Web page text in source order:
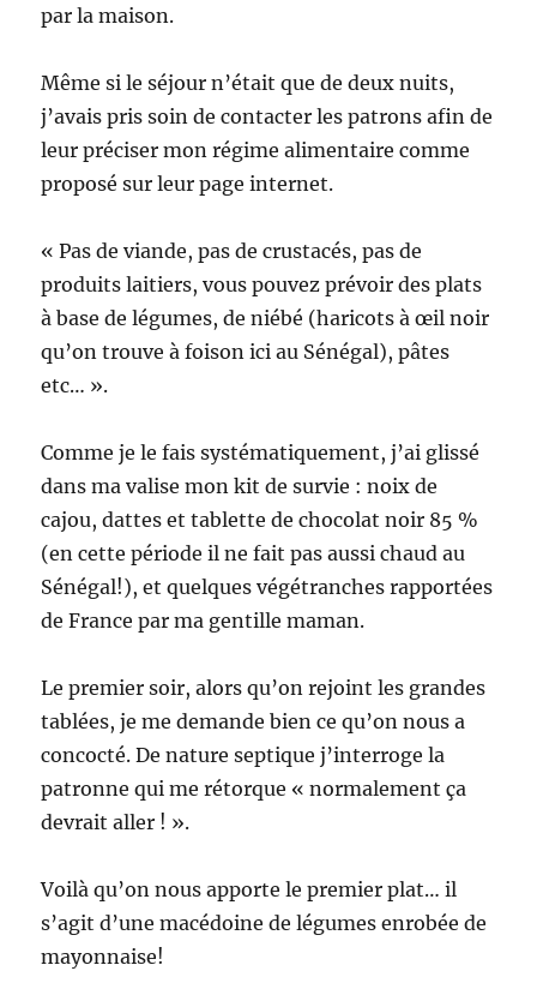
par la maison.
Même si le séjour n’était que de deux nuits,
j’avais pris soin de contacter les patrons afin de
leur préciser mon régime alimentaire comme
proposé sur leur page internet.
« Pas de viande, pas de crustacés, pas de
produits laitiers, vous pouvez prévoir des plats
à base de légumes, de niébé (haricots à œil noir
qu’on trouve à foison ici au Sénégal), pâtes
etc… ».
Comme je le fais systématiquement, j’ai glissé
dans ma valise mon kit de survie : noix de
cajou, dattes et tablette de chocolat noir 85 %
(en cette période il ne fait pas aussi chaud au
Sénégal!), et quelques végétranches rapportées
de France par ma gentille maman.
Le premier soir, alors qu’on rejoint les grandes
tablées, je me demande bien ce qu’on nous a
concocté. De nature septique j’interroge la
patronne qui me rétorque « normalement ça
devrait aller ! ».
Voilà qu’on nous apporte le premier plat… il
s’agit d’une macédoine de légumes enrobée de
mayonnaise!